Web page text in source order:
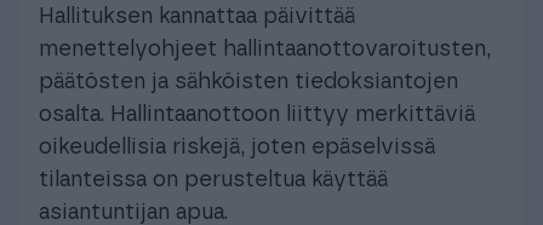
Hallituksen kannattaa päivittää
menettelyohjeet hallintaanottovaroitusten,
päätösten ja sähköisten tiedoksiantojen
osalta. Hallintaanottoon liittyy merkittäviä
oikeudellisia riskejä, joten epäselvissä
tilanteissa on perusteltua käyttää
asiantuntijan apua.